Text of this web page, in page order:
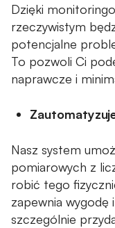
Dzięki
rzeczywistym
potencjalne
To pozwoli Ci
naprawcze i
Nasz system
pomiarowych z
robić tego
zapewnia wygodę
szczególnie